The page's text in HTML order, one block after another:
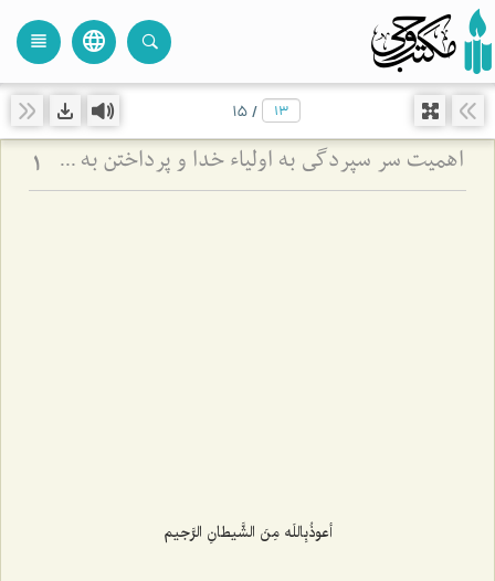
language
view_headline
/
15
اهمیت سر سپردگی به اولیاء خدا و پرداختن به خود (مشهد مقدس) 1
أعوذُبِاللَه مِنَ الشَّيطانِ الرَّجيم‌